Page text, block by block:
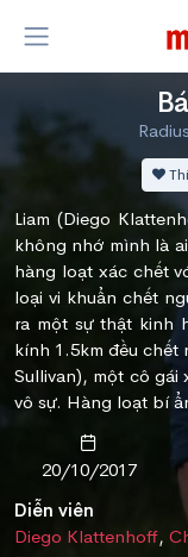
Liam (Diego
không nhớ mình là
hàng loạt xác chết
loại vi khuẩn chết
ra một sự thật kinh
kính 1.5km đều chết
Sullivan), một cô gái
vô sự. Hàng loạt bí
20/10/2017
Diễn viên
Diego Klattenhoff,